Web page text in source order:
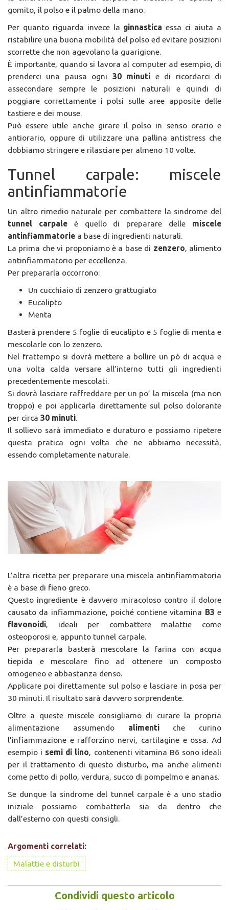
gomito, il polso e il palmo della mano.
Per quanto riguarda invece la ginnastica essa ci aiuta a
ristabilire una buona mobilità del polso ed evitare posizioni
scorrette che non agevolano la guarigione.
È importante, quando si lavora al computer ad esempio, di
prenderci una pausa ogni 30 minuti e di ricordarci di
assecondare sempre le posizioni naturali e quindi di
poggiare correttamente i polsi sulle aree apposite delle
tastiere e dei mouse.
Può essere utile anche girare il polso in senso orario e
antiorario, oppure di utilizzare una pallina antistress che
dobbiamo stringere e rilasciare per almeno 10 volte.
Tunnel carpale: miscele
antinfiammatorie
Un altro rimedio naturale per combattere la sindrome del
tunnel carpale è quello di preparare delle miscele
antinfiammatorie a base di ingredienti naturali.
La prima che vi proponiamo è a base di zenzero, alimento
antinfiammatorio per eccellenza.
Per prepararla occorrono:
Un cucchiaio di zenzero grattugiato
Eucalipto
Menta
Basterà prendere 5 foglie di eucalipto e 5 foglie di menta e
mescolarle con lo zenzero.
Nel frattempo si dovrà mettere a bollire un pò di acqua e
una volta calda versare all’interno tutti gli ingredienti
precedentemente mescolati.
Si dovrà lasciare raffreddare per un po’ la miscela (ma non
troppo) e poi applicarla direttamente sul polso dolorante
per circa 30 minuti.
Il sollievo sarà immediato e duraturo e possiamo ripetere
questa pratica ogni volta che ne abbiamo necessità,
essendo completamente naturale.
L’altra ricetta per preparare una miscela antinfiammatoria
è a base di fieno greco.
Questo ingrediente è davvero miracoloso contro il dolore
causato da infiammazione, poiché contiene vitamina B3 e
flavonoidi, ideali per combattere malattie come
osteoporosi e, appunto tunnel carpale.
Per prepararla basterà mescolare la farina con acqua
tiepida e mescolare fino ad ottenere un composto
omogeneo e abbastanza denso.
Applicare poi direttamente sul polso e lasciare in posa per
30 minuti. Il risultato sarà davvero sorprendente.
Oltre a queste miscele consigliamo di curare la propria
alimentazione assumendo alimentiche curino
l’infiammazione e rafforzino nervi, cartilagine e ossa. Ad
esempio i semi di lino, contenenti vitamina B6 sono ideali
per il trattamento di questo disturbo, ma anche alimenti
come petto di pollo, verdura, succo di pompelmo e ananas.
Se dunque la sindrome del tunnel carpale è a uno stadio
iniziale possiamo combatterla sia da dentro che
dall’esterno con questi consigli.
Argomenti correlati:
Malattie e disturbi
Condividi questo articolo